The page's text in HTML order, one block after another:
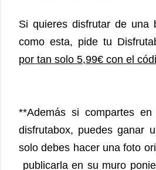
Si quieres disfrutar de una
como esta, pide tu
por tan solo 5,99€ con el
**Además si compartes
disfrutabox, puedes ganar
solo debes hacer una foto
publicarla en su muro